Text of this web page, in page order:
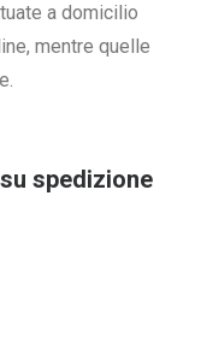
a domicilio
mentre quelle
spedizione